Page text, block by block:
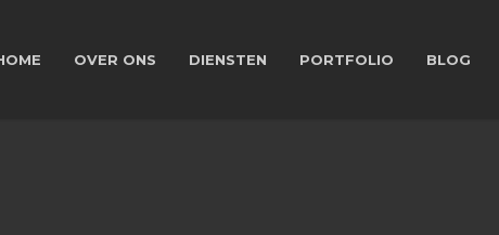
OVER ONS DIENSTEN PORTFOLIO BLOG